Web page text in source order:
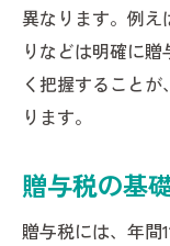
贈与税
福岡市
異なります。例え
りなどは明確に
く把握すること
ります。
贈与税の基
贈与税には、年間